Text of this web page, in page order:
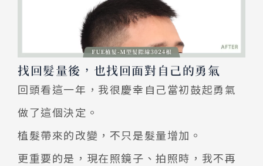
找回髮量後，也找回面對自己的勇氣
回頭看這一年，我很慶幸自己當初鼓起勇氣
做了這個決定。
植髮帶來的改變，不只是髮量增加。
更重要的是，現在照鏡子、拍照時，我不再